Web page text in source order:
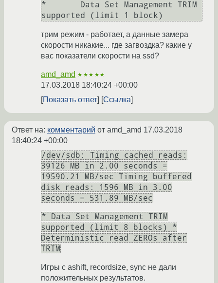
*	Data Set Management TRIM
supported (limit 1 block)
трим режим - работает, а данные замера
скорости никакие... где загвоздка? какие у
вас показатели скорости на ssd?
amd_amd ★★★★★
17.03.2018 18:40:24 +00:00
Показать ответ
Ссылка
Ответ на: комментарий от amd_amd 17.03.2018
18:40:24 +00:00
/dev/sdb: Timing cached reads:
39126 MB in 2.00 seconds =
19590.21 MB/sec Timing buffered
disk reads: 1596 MB in 3.00
seconds = 531.89 MB/sec
* Data Set Management TRIM
supported (limit 8 blocks) *
Deterministic read ZEROs after
TRIM
Игры с ashift, recordsize, sync не дали
положительных результатов.